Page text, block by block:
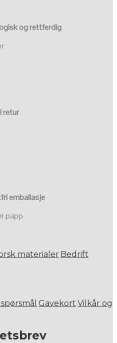
og rettferdig
retur
emballasje
papp
materialer Bedrift
Gavekort Vilkår og